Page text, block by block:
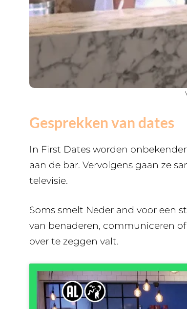
Gesprekken van dates
In First Dates worden
aan de bar. Vervolgens gaan ze
televisie.
Soms smelt Nederland voor een
van benaderen, communiceren
over te zeggen valt.